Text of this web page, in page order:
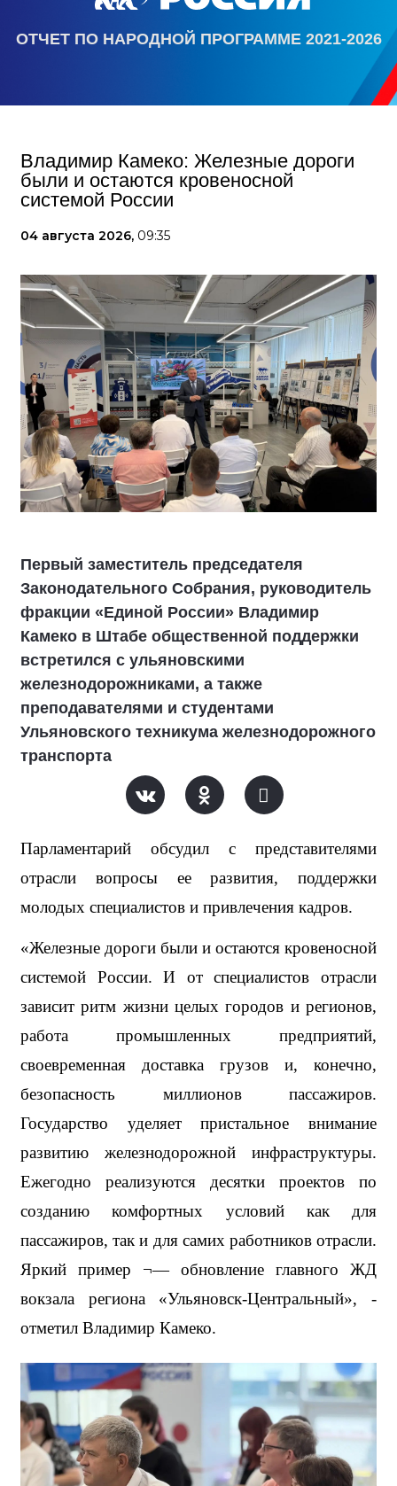
ОТЧЕТ ПО НАРОДНОЙ ПРОГРАММЕ 2021-2026
Владимир Камеко: Железные дороги
были и остаются кровеносной
системой России
04 августа 2026, 09:35
Первый заместитель председателя
Законодательного Собрания, руководитель
фракции «Единой России» Владимир
Камеко в Штабе общественной поддержки
встретился с ульяновскими
железнодорожниками, а также
преподавателями и студентами
Ульяновского техникума железнодорожного
транспорта
Парламентарий обсудил с представителями
отрасли вопросы ее развития, поддержки
молодых специалистов и привлечения кадров.
«Железные дороги были и остаются кровеносной
системой России. И от специалистов отрасли
зависит ритм жизни целых городов и регионов,
работа промышленных предприятий,
своевременная доставка грузов и, конечно,
безопасность миллионов пассажиров.
Государство уделяет пристальное внимание
развитию железнодорожной инфраструктуры.
Ежегодно реализуются десятки проектов по
созданию комфортных условий как для
пассажиров, так и для самих работников отрасли.
Яркий пример ¬— обновление главного ЖД
вокзала региона «Ульяновск-Центральный», -
отметил Владимир Камеко.